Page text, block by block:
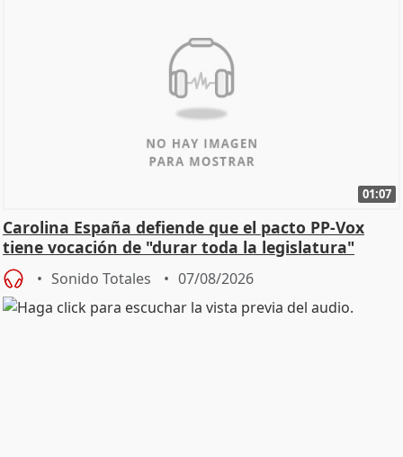
01:07
Carolina España defiende que el pacto PP-Vox
tiene vocación de "durar toda la legislatura"
Sonido Totales 07/08/2026